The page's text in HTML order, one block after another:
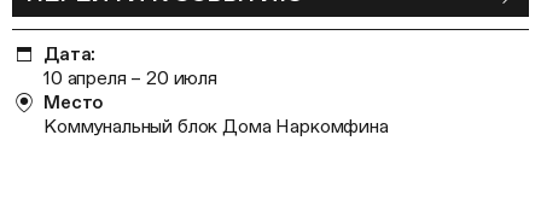
Дата:
10 апреля – 20 июля
Место
Коммунальный блок Дома Наркомфина